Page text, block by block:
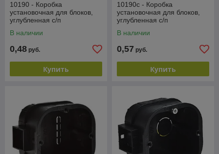
10190 - Коробка
установочная для блоков,
углубленная с/п
В наличии
0,48 руб.
Купить
10190с - Коробка
установочная для блоков,
углубленная с/п
В наличии
0,57 руб.
Купить